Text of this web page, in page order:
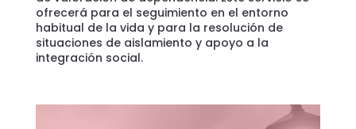
ofrecerá para el seguimiento en el entorno
habitual de la vida y para la resolución de
situaciones de aislamiento y apoyo a la
integración social.